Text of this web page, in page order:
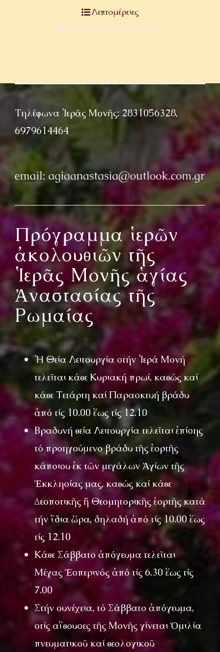
Λεπτομέρειες
Τηλέφωνα Ἱερᾶς Μονῆς: 2831056328,
6979614464
Πρόγραμμα ἱερῶν
ἀκολουθιῶν τῆς
Ἱερᾶς Μονῆς ἁγίας
Ἀναστασίας τῆς
Ρωμαίας
Ἡ Θεία Λειτουργία στήν Ἱερά Μονή
τελεῖται κάθε Κυριακή πρωί, καθώς καί
κάθε Τετάρτη καί Παρασκευή βράδυ
ἀπό τίς 10.00 ἕως τίς 12.10
Βραδυνή θεία Λειτουργία τελεῖται ἐπίσης
τό προηγούμενο βράδυ τῆς ἑορτῆς
κάποιου ἐκ τῶν μεγάλων Ἁγίων τῆς
Ἐκκλησίας μας, καθώς καί κάθε
Δεσποτικῆς ἤ Θεομητορικῆς ἑορτῆς κατά
τήν ἴδια ὥρα, δηλαδή ἀπό τίς 10.00 ἕως
τίς 12.10
Κάθε Σάββατο ἀπόγευμα τελεῖται
Μέγας Ἐσπερινός ἀπό τίς 6.30 ἕως τίς
7.00
Στήν συνέχεια, τό Σάββατο ἀπόγευμα,
στίς αἴθουσες τῆς Μονῆς γίνεται Ὁμιλία
πνευματικοῦ καί θεολογικοῦ